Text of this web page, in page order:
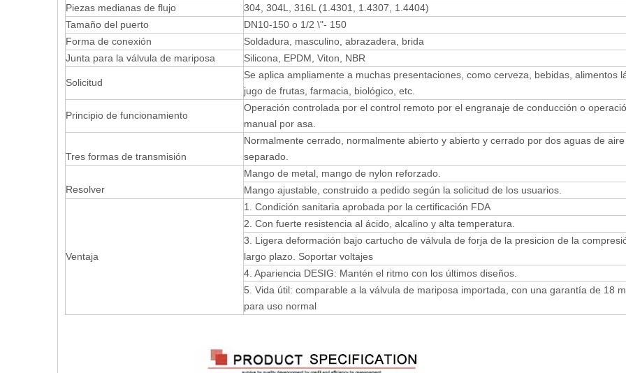
Piezas medianas de flujo
304, 304L, 316L (1.4301, 1.4307, 1.4404)
Tamaño del puerto
DN10-150 o 1/2 \"- 150
Forma de conexión
Soldadura, masculino, abrazadera, brida
Junta para la válvula de mariposa
Silicona, EPDM, Viton, NBR
Solicitud
Se aplica ampliamente a muchas presentaciones, como cerveza, bebidas, alimentos
jugo de frutas, farmacia, biológico, etc.
Principio de funcionamiento
Operación controlada por el control remoto por el engranaje de conducción o
manual por asa.
Tres formas de transmisión
Normalmente cerrado, normalmente abierto y abierto y cerrado por dos aguas de
separado.
Resolver
Mango de metal, mango de nylon reforzado.
Mango ajustable, construido a pedido según la solicitud de los usuarios.
Ventaja
1. Condición sanitaria aprobada por la certificación FDA
2. Con fuerte resistencia al ácido, alcalino y alta temperatura.
3. Ligera deformación bajo cartucho de válvula de forja de la presicion de la
largo plazo. Soportar voltajes
4. Apariencia DESIG: Mantén el ritmo con los últimos diseños.
5. Vida útil: comparable a la válvula de mariposa importada, con una garantía de 18
para uso normal